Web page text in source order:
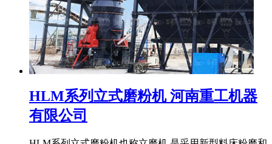
HLM系列立式磨粉机 河南重工机器
有限公司